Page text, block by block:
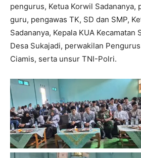
pengurus, Ketua Korwil Sadananya,
guru, pengawas TK, SD dan SMP,
Sadananya, Kepala KUA Kecamatan
Desa Sukajadi, perwakilan
Ciamis, serta unsur TNI-Polri.